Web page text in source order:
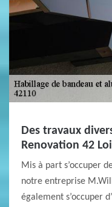
Des travaux
Renovation 42
Mis à part s’occuper
notre entreprise
également s’occuper